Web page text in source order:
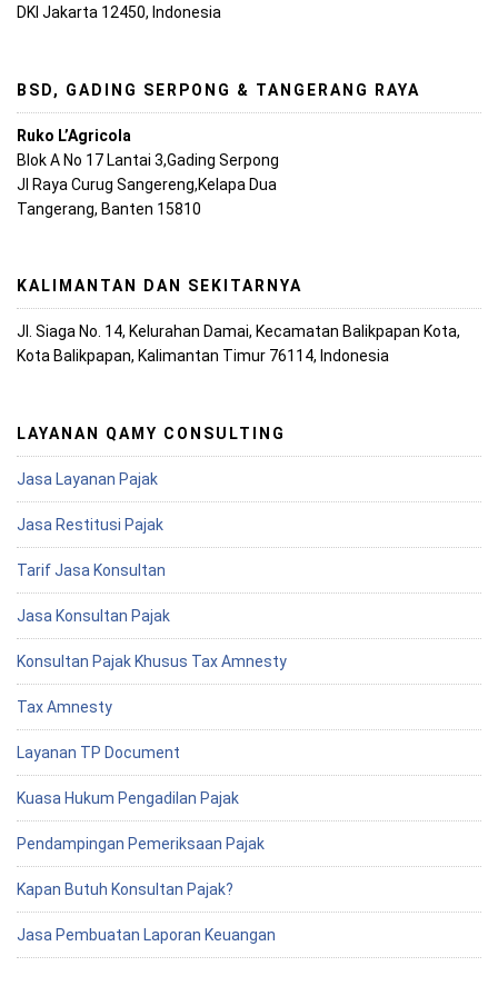
DKI Jakarta 12450, Indonesia
BSD, GADING SERPONG & TANGERANG RAYA
Ruko L’Agricola
Blok A No 17 Lantai 3,Gading Serpong
Jl Raya Curug Sangereng,Kelapa Dua
Tangerang, Banten 15810
KALIMANTAN DAN SEKITARNYA
Jl. Siaga No. 14, Kelurahan Damai, Kecamatan Balikpapan Kota,
Kota Balikpapan, Kalimantan Timur 76114, Indonesia
LAYANAN QAMY CONSULTING
Jasa Layanan Pajak
Jasa Restitusi Pajak
Tarif Jasa Konsultan
Jasa Konsultan Pajak
Konsultan Pajak Khusus Tax Amnesty
Tax Amnesty
Layanan TP Document
Kuasa Hukum Pengadilan Pajak
Pendampingan Pemeriksaan Pajak
Kapan Butuh Konsultan Pajak?
Jasa Pembuatan Laporan Keuangan